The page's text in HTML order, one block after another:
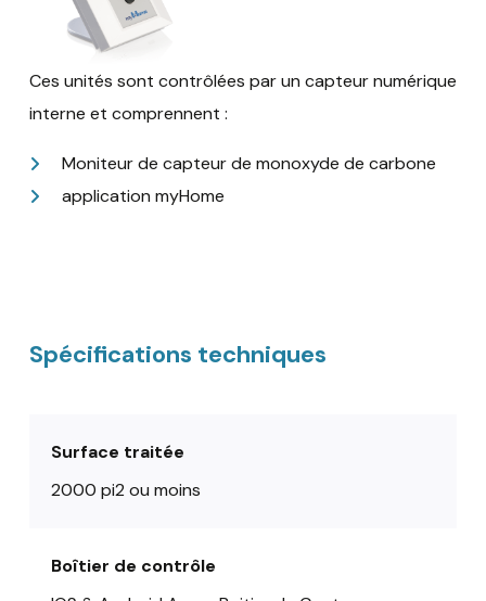
Ces unités sont contrôlées par un capteur numérique
interne et comprennent :
Moniteur de capteur de monoxyde de carbone
application myHome
Spécifications techniques
Surface traitée
2000 pi2 ou moins
Boîtier de contrôle